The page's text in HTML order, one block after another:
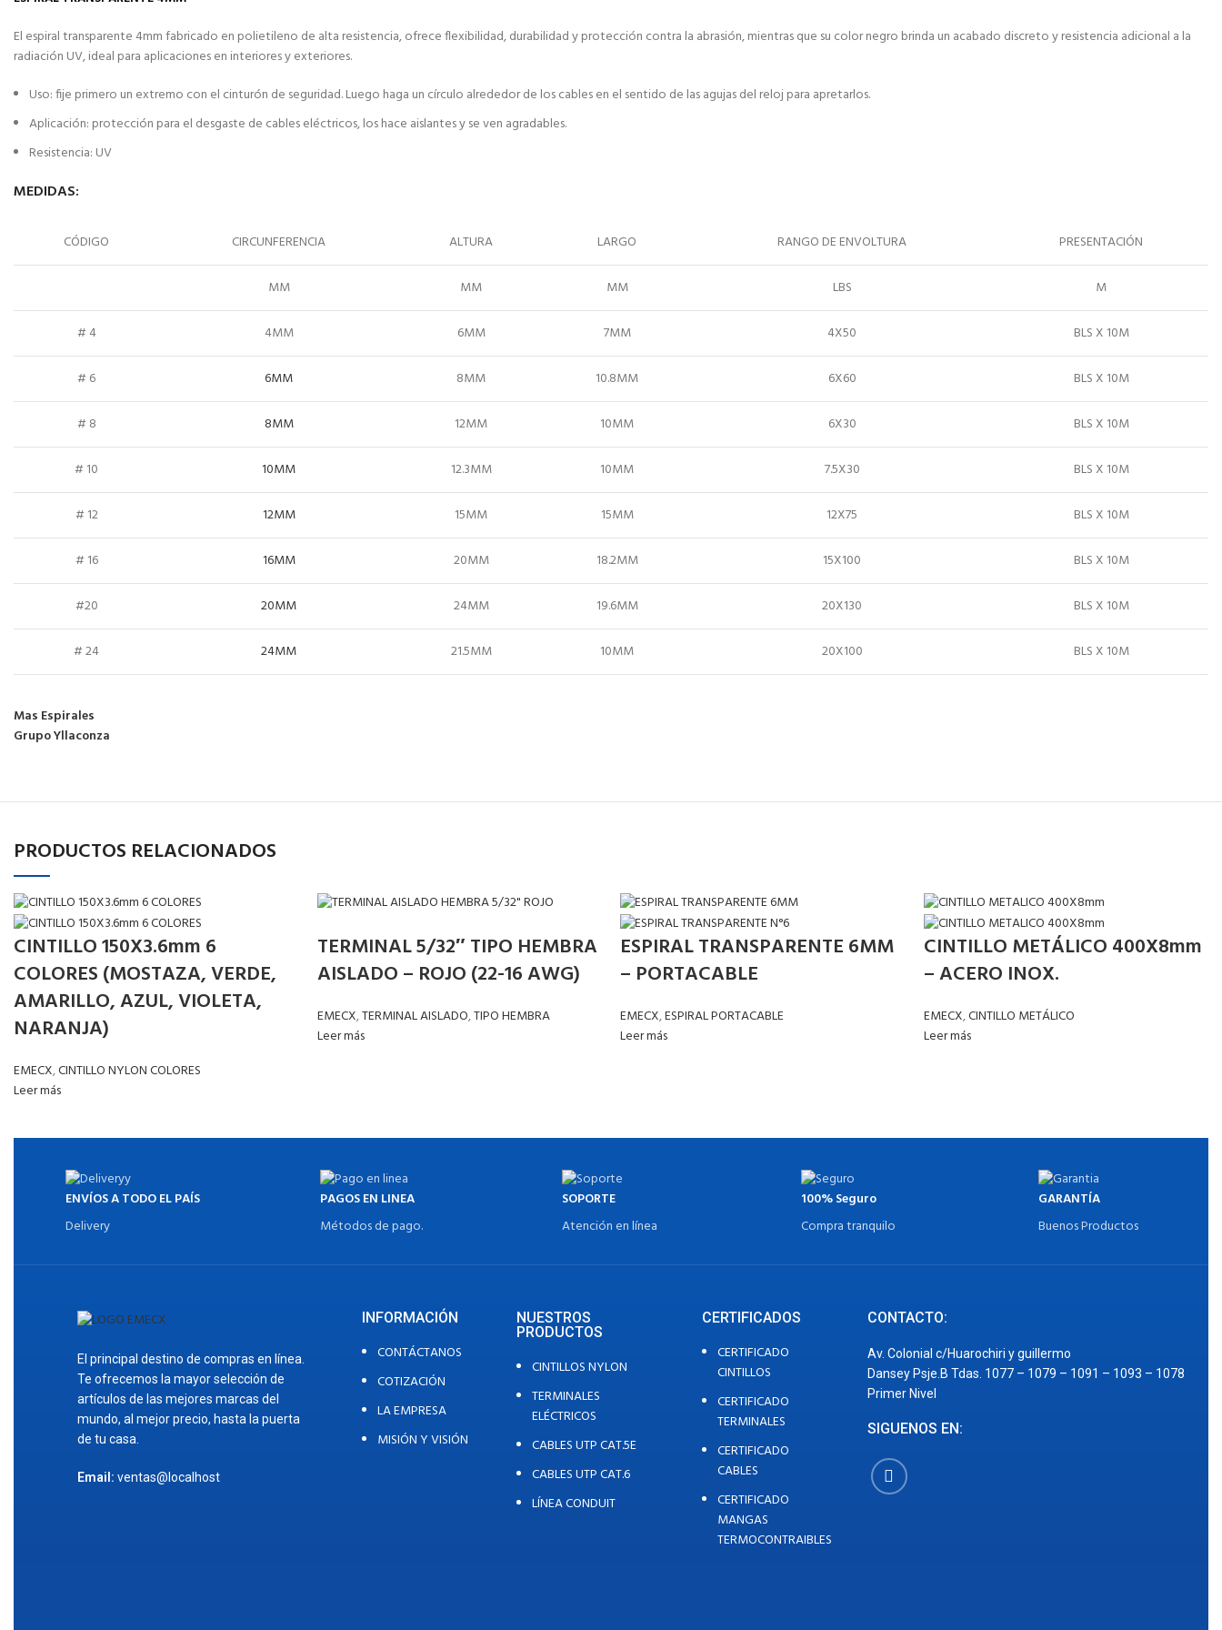
El espiral transparente 4mm fabricado en polietileno de alta resistencia, ofrece flexibilidad, durabilidad y protección contra la abrasión, mientras que su color negro brinda un acabado discreto y resistencia adicional a la
radiación UV, ideal para aplicaciones en interiores y exteriores.
Uso: fije primero un extremo con el cinturón de seguridad. Luego haga un círculo alrededor de los cables en el sentido de las agujas del reloj para apretarlos.
Aplicación: protección para el desgaste de cables eléctricos, los hace aislantes y se ven agradables.
Resistencia: UV
MEDIDAS:
CÓDIGO CIRCUNFERENCIA ALTURA LARGO RANGO DE ENVOLTURA PRESENTACIÓN
MM MM MM LBS M
# 4 4MM 6MM 7MM 4X50 BLS X 10M
# 6 6MM 8MM 10.8MM 6X60 BLS X 10M
# 8 8MM 12MM 10MM 6X30 BLS X 10M
# 10 10MM 12.3MM 10MM 7.5X30 BLS X 10M
# 12 12MM 15MM 15MM 12X75 BLS X 10M
# 16 16MM 20MM 18.2MM 15X100 BLS X 10M
#20 20MM 24MM 19.6MM 20X130 BLS X 10M
# 24 24MM 21.5MM 10MM 20X100 BLS X 10M
Mas Espirales
Grupo Yllaconza
PRODUCTOS RELACIONADOS
CINTILLO 150X3.6mm 6
COLORES (MOSTAZA, VERDE,
AMARILLO, AZUL, VIOLETA,
NARANJA)
EMECX,CINTILLO NYLON COLORES
Leer más
TERMINAL 5/32″ TIPO HEMBRA
AISLADO – ROJO (22-16 AWG)
EMECX,TERMINAL AISLADO,TIPO HEMBRA
Leer más
ESPIRAL TRANSPARENTE 6MM
– PORTACABLE
EMECX,ESPIRAL PORTACABLE
Leer más
CINTILLO METÁLICO 400X8mm
– ACERO INOX.
EMECX,CINTILLO METÁLICO
Leer más
ENVÍOS A TODO EL PAÍS
Delivery
PAGOS EN LINEA
Métodos de pago.
SOPORTE
Atención en línea
100% Seguro
Compra tranquilo
GARANTÍA
Buenos Productos
El principal destino de compras en línea.
Te ofrecemos la mayor selección de
artículos de las mejores marcas del
mundo, al mejor precio, hasta la puerta
de tu casa.
Email: ventas@localhost
INFORMACIÓN
CONTÁCTANOS
COTIZACIÓN
LA EMPRESA
MISIÓN Y VISIÓN
NUESTROS
PRODUCTOS
CINTILLOS NYLON
TERMINALES
ELÉCTRICOS
CABLES UTP CAT.5E
CABLES UTP CAT.6
LÍNEA CONDUIT
CERTIFICADOS
CERTIFICADO
CINTILLOS
CERTIFICADO
TERMINALES
CERTIFICADO
CABLES
CERTIFICADO
MANGAS
TERMOCONTRAIBLES
CONTACTO:
Av. Colonial c/Huarochiri y guillermo
Dansey Psje.B Tdas. 1077 – 1079 – 1091 – 1093 – 1078
Primer Nivel
SIGUENOS EN: